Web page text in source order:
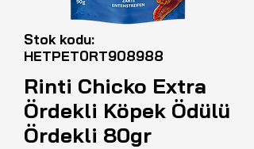
Stok kodu:
HETPET0RT908988
Rinti Chicko Extra
Ördekli Köpek Ödülü
Ördekli 80gr